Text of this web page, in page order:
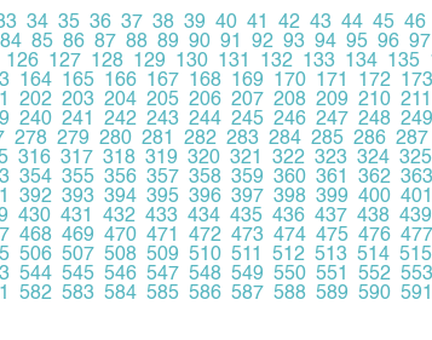
34 35 36 37 38 39 40 41 42 43 44 45 46
84 85 86 87 88 89 90 91 92 93 94 95 96 97
126 127 128 129 130 131 132 133 134 135
164 165 166 167 168 169 170 171 172 173
202 203 204 205 206 207 208 209 210 211
240 241 242 243 244 245 246 247 248 249
278 279 280 281 282 283 284 285 286 287
316 317 318 319 320 321 322 323 324 325
354 355 356 357 358 359 360 361 362 363
392 393 394 395 396 397 398 399 400 401
430 431 432 433 434 435 436 437 438 439
468 469 470 471 472 473 474 475 476 477
506 507 508 509 510 511 512 513 514 515
544 545 546 547 548 549 550 551 552 553
582 583 584 585 586 587 588 589 590 591